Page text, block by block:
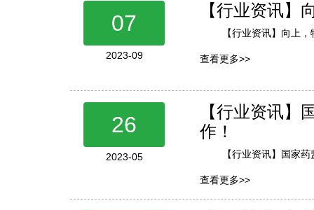
07
2023-09
【行业资讯】
【行业资讯】向上
查看更多>>
26
2023-05
【行业资讯
作！
【行业资讯】国家
查看更多>>